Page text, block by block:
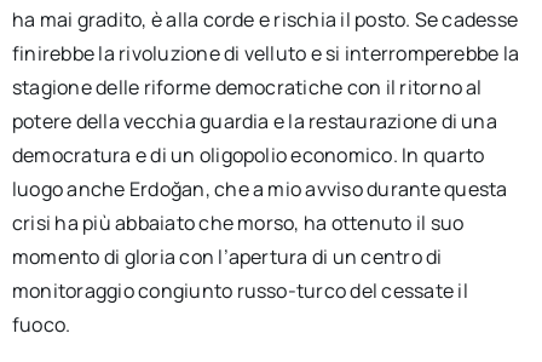
ha mai gradito, è alla corde e rischia il posto. Se cadesse
finirebbe la rivoluzione di velluto e si interromperebbe la
stagione delle riforme democratiche con il ritorno al
potere della vecchia guardia e la restaurazione di una
democratura e di un oligopolio economico. In quarto
luogo anche Erdoğan, che a mio avviso durante questa
crisi ha più abbaiato che morso, ha ottenuto il suo
momento di gloria con l’apertura di un centro di
monitoraggio congiunto russo-turco del cessate il
fuoco.